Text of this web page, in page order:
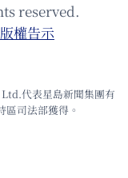
reserved.
版權告⽰
代表星島新聞集團有
司法部獲得。